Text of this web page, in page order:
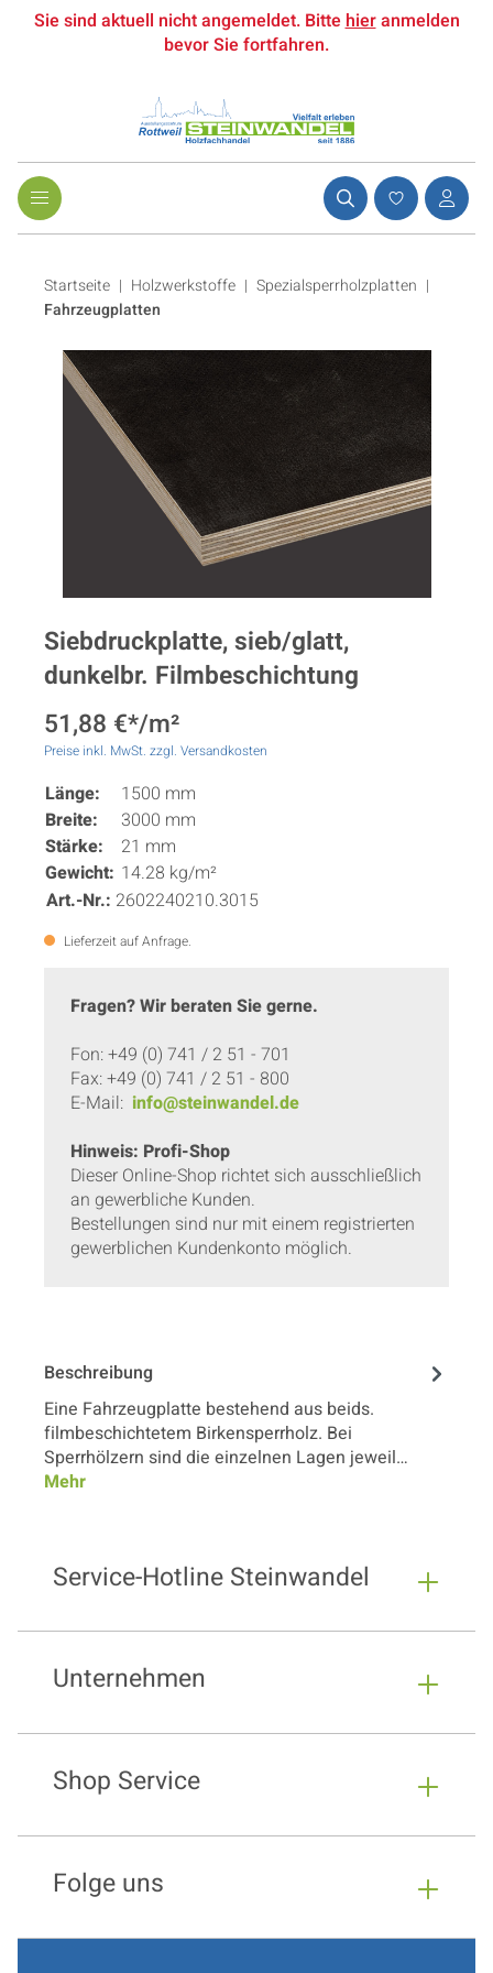
Sie sind aktuell nicht angemeldet. Bittehieranmelden
bevor Sie fortfahren.
Startseite Holzwerkstoffe | Spezialsperrholzplatten |
Fahrzeugplatten
Siebdruckplatte, sieb/glatt,
dunkelbr. Filmbeschichtung
51,88 €*/m²
Preise inkl. MwSt. zzgl. Versandkosten
Länge:
1500 mm
Breite:
3000 mm
Stärke:
21 mm
Gewicht: 14.28 kg/m²
Art.-Nr.: 2602240210.3015
Lieferzeit auf Anfrage.
Fragen? Wir beraten Sie gerne.
Fon: +49 (0) 741 / 2 51 - 701
Fax: +49 (0) 741 / 2 51 - 800
E-Mail: info@steinwandel.de
Hinweis: Profi-Shop
Dieser Online-Shop richtet sich ausschließlich
an gewerbliche Kunden.
Bestellungen sind nur mit einem registrierten
gewerblichen Kundenkonto möglich.
Beschreibung
Eine Fahrzeugplatte bestehend aus beids.
filmbeschichtetem Birkensperrholz. Bei
Sperrhölzern sind die einzelnen Lagen jeweil…
Mehr
Service-Hotline Steinwandel
Unternehmen
Shop Service
Folge uns